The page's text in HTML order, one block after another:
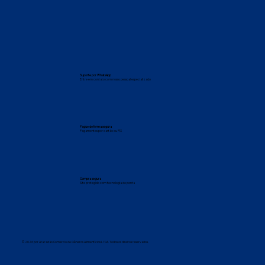
Suporte por WhatsApp
Entre em contato com nosso pessoal especializado
Pague de forma segura
Pagamentos por cartão ou PIX
Compra segura
Site protegido com tecnologia de ponta
© 2026 por Atacadão Comercio de Gêneros Alimentícios LTDA. Todos os direitos reservados.